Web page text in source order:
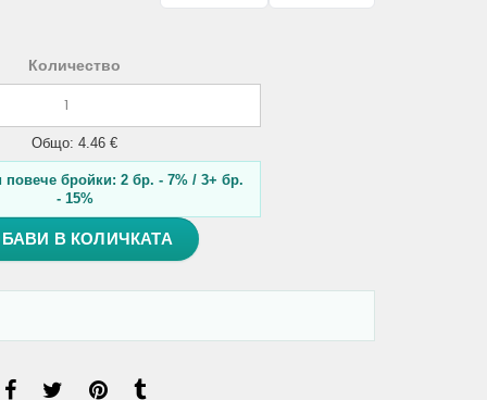
Количество
Общо: 4.46 €
повече бройки: 2 бр. - 7% / 3+ бр.
- 15%
В КОЛИЧКАТА